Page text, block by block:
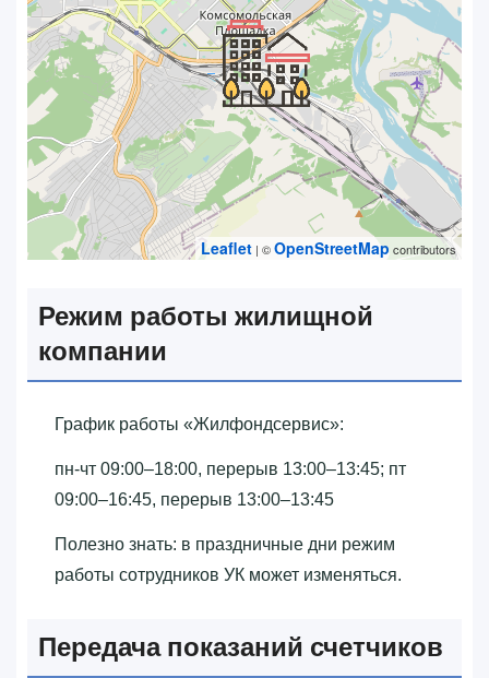
Leaflet | ©OpenStreetMap contributors
Режим работы жилищной
компании
График работы «‎Жилфондсервис»‎:
пн-чт 09:00–18:00, перерыв 13:00–13:45; пт
09:00–16:45, перерыв 13:00–13:45
Полезно знать: в праздничные дни режим
работы сотрудников УК может изменяться.
Передача показаний счетчиков